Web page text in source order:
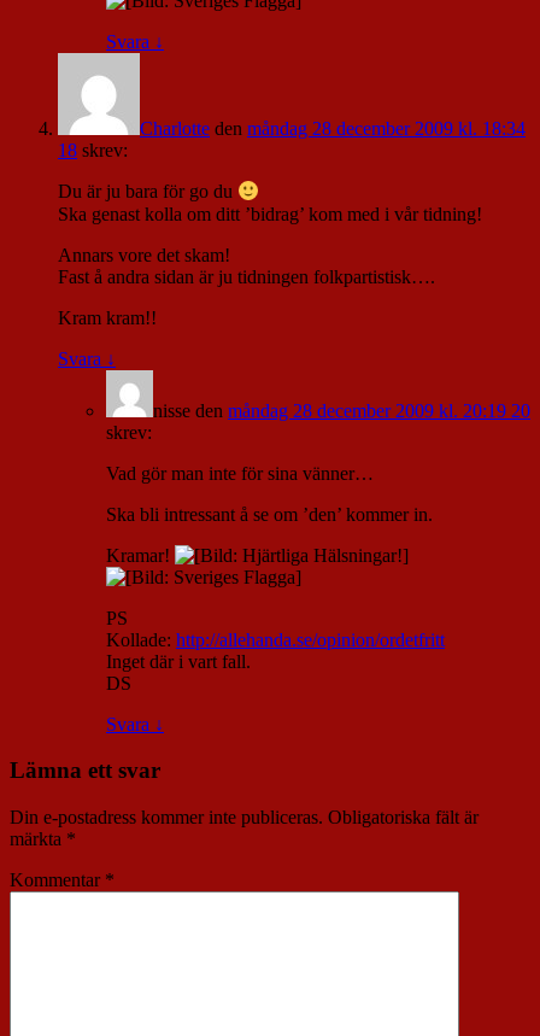
Svara ↓
Charlotte den måndag 28 december 2009 kl. 18:34
18 skrev:
Du är ju bara för go du
Ska genast kolla om ditt ’bidrag’ kom med i vår tidning!
Annars vore det skam!
Fast å andra sidan är ju tidningen folkpartistisk….
Kram kram!!
Svara ↓
nisse den måndag 28 december 2009 kl. 20:19 20
skrev:
Vad gör man inte för sina vänner…
Ska bli intressant å se om ’den’ kommer in.
Kramar!
PS
Kollade: http://allehanda.se/opinion/ordetfritt
Inget där i vart fall.
DS
Svara ↓
Lämna ett svar
Din e-postadress kommer inte publiceras. Obligatoriska fält är
märkta *
Kommentar *